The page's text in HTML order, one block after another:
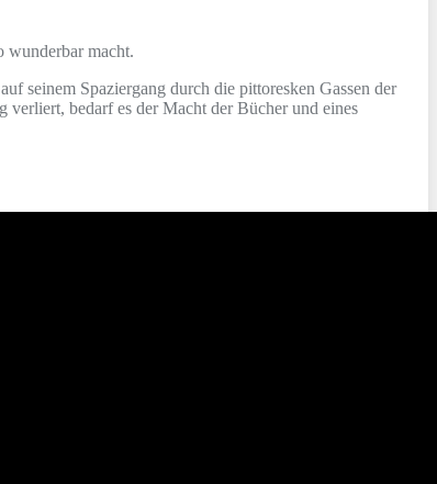
wunderbar macht.
seinem Spaziergang durch die pittoresken Gassen der
bedarf es der Macht der Bücher und eines